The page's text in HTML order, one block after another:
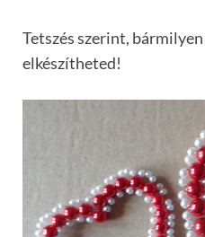
Tetszés szerint,
elkészítheted!